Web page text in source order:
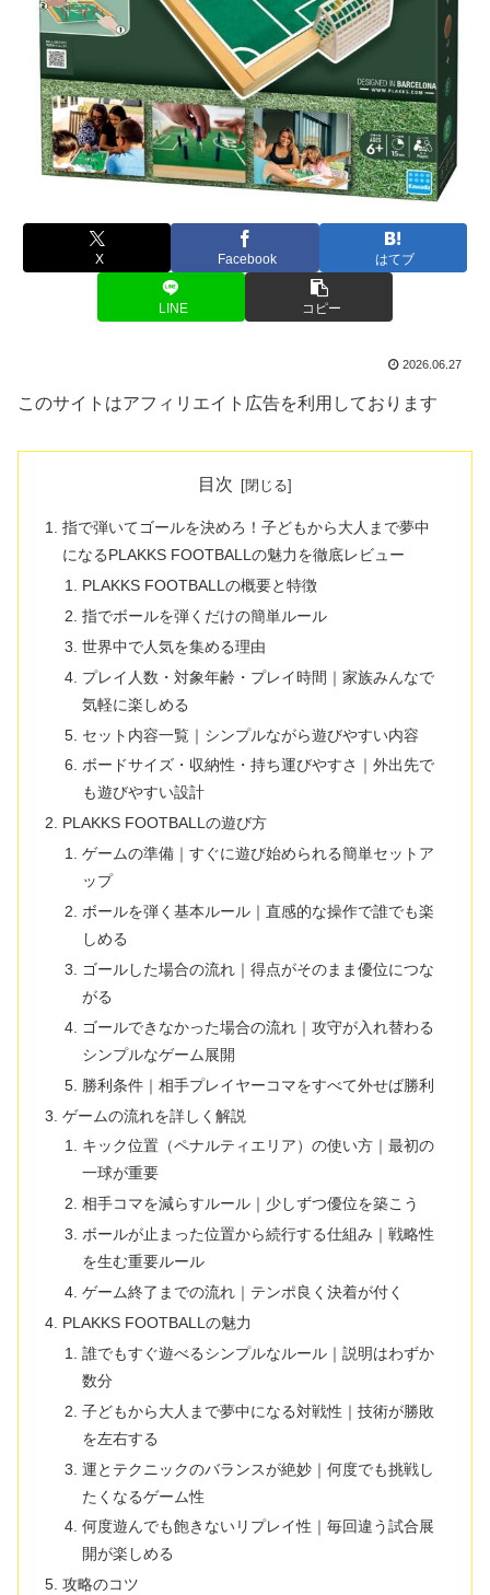
X Facebook はてブ
LINE コピー
2026.06.27
このサイトはアフィリエイト広告を利用しております
目次
指で弾いてゴールを決めろ！子どもから大人まで夢中
になるPLAKKS FOOTBALLの魅力を徹底レビュー
PLAKKS FOOTBALLの概要と特徴
指でボールを弾くだけの簡単ルール
世界中で人気を集める理由
プレイ人数・対象年齢・プレイ時間｜家族みんなで
気軽に楽しめる
セット内容一覧｜シンプルながら遊びやすい内容
ボードサイズ・収納性・持ち運びやすさ｜外出先で
も遊びやすい設計
PLAKKS FOOTBALLの遊び方
ゲームの準備｜すぐに遊び始められる簡単セットア
ップ
ボールを弾く基本ルール｜直感的な操作で誰でも楽
しめる
ゴールした場合の流れ｜得点がそのまま優位につな
がる
ゴールできなかった場合の流れ｜攻守が入れ替わる
シンプルなゲーム展開
勝利条件｜相手プレイヤーコマをすべて外せば勝利
ゲームの流れを詳しく解説
キック位置（ペナルティエリア）の使い方｜最初の
一球が重要
相手コマを減らすルール｜少しずつ優位を築こう
ボールが止まった位置から続行する仕組み｜戦略性
を生む重要ルール
ゲーム終了までの流れ｜テンポ良く決着が付く
PLAKKS FOOTBALLの魅力
誰でもすぐ遊べるシンプルなルール｜説明はわずか
数分
子どもから大人まで夢中になる対戦性｜技術が勝敗
を左右する
運とテクニックのバランスが絶妙｜何度でも挑戦し
たくなるゲーム性
何度遊んでも飽きないリプレイ性｜毎回違う試合展
開が楽しめる
攻略のコツ